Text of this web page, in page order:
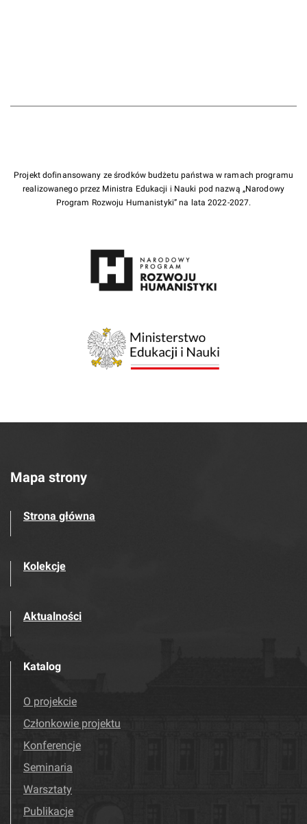
Projekt dofinansowany ze środków budżetu państwa w ramach programu
realizowanego przez Ministra Edukacji i Nauki pod nazwą „Narodowy
Program Rozwoju Humanistyki” na lata 2022-2027.
Mapa strony
Strona główna
Kolekcje
Aktualności
Katalog
O projekcie
Członkowie projektu
Konferencje
Seminaria
Warsztaty
Publikacje